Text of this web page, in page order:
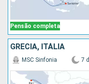
Pensão completa
GRÉCIA, ITÁLIA
MSC Sinfonia 7 d